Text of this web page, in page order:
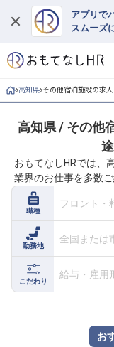
アプリで
スムーズ
ログイン
求人・施設を探す
就職・転職 合同
おもてなしHR
ご利用の流れ
よくある質問
ホテル・宿泊業
転
高知県 その他宿泊施設の求
高知県 / その他
おもてなしHRでは、
業界のお仕事を多数ご
職種
フロント・
勤務地
全国または
こだわり
給与・雇用
お